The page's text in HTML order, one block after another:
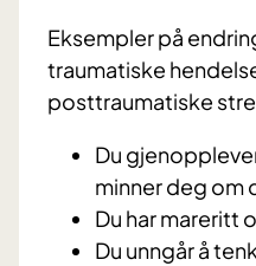
Eksempler på
traumatiske
posttraumatiske
Du
minner deg om
Du har mareritt
Du unngår å